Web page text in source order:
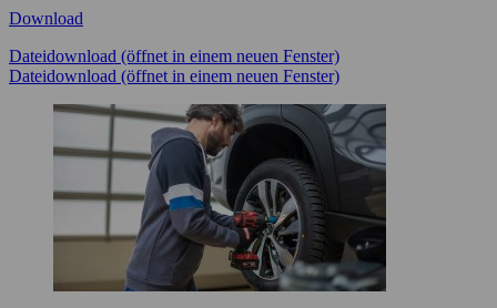
Download
Dateidownload (öffnet in einem neuen Fenster)
Dateidownload (öffnet in einem neuen Fenster)